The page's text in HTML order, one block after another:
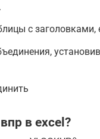
с заголовками,
в excel?